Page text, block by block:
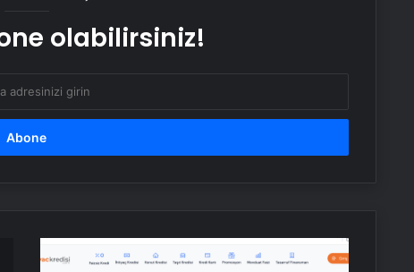
Esat Bey Shop ile Sosyal Medya
Hizmetlerinde Güçlü Panel
İstanbul’da Eşya Depolama Rehberi
olabilirsiniz!
Sizlere